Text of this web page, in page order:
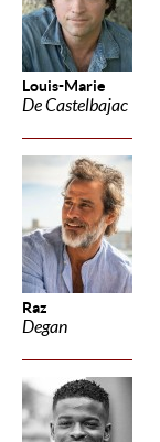
Louis-Marie
De Castelbajac
Raz
Degan